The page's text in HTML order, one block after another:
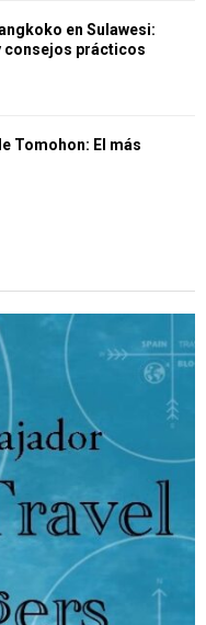
en Sulawesi:
consejos prácticos
Tomohon: El más